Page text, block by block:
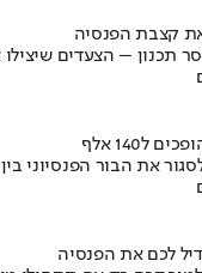
קצבת הפנסיה
תכנון – הצעדים
את הבור הפנסיוני
לכם את הפנסיה